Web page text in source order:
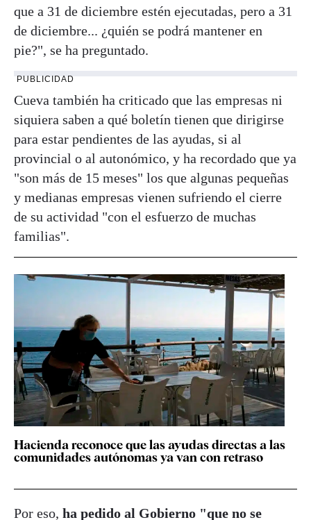
que a 31 de diciembre estén ejecutadas, pero a 31
de diciembre... ¿quién se podrá mantener en
pie?", se ha preguntado.
PUBLICIDAD
Cueva también ha criticado que las empresas ni
siquiera saben a qué boletín tienen que dirigirse
para estar pendientes de las ayudas, si al
provincial o al autonómico, y ha recordado que ya
"son más de 15 meses" los que algunas pequeñas
y medianas empresas vienen sufriendo el cierre
de su actividad "con el esfuerzo de muchas
familias".
Hacienda reconoce que las ayudas directas a las
comunidades autónomas ya van con retraso
Por eso, ha pedido al Gobierno "que no se